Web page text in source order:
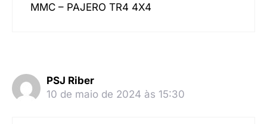
MMC – PAJERO TR4 4X4
PSJ Riber
10 de maio de 2024 às 15:30